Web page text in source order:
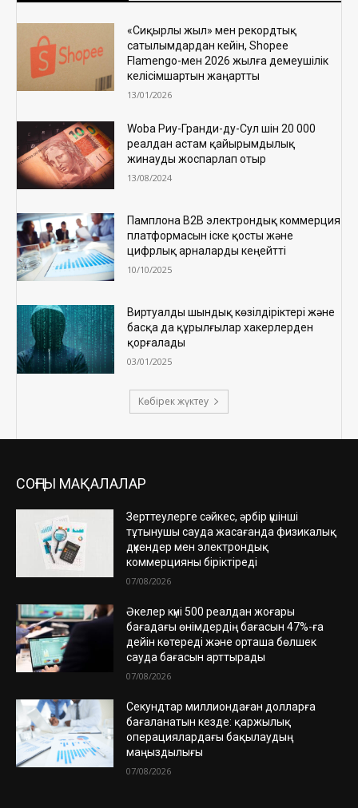
«Сиқырлы жыл» мен рекордтық
сатылымдардан кейін, Shopee
Flamengo-мен 2026 жылға демеушілік
келісімшартын жаңартты
13/01/2026
Woba Риу-Гранди-ду-Сул үшін 20 000
реалдан астам қайырымдылық
жинауды жоспарлап отыр
13/08/2024
Памплона B2B электрондық коммерция
платформасын іске қосты және
цифрлық арналарды кеңейтті
10/10/2025
Виртуалды шындық көзілдіріктері және
басқа да құрылғылар хакерлерден
қорғалады
03/01/2025
Көбірек жүктеу
СОҢҒЫ МАҚАЛАЛАР
Зерттеулерге сәйкес, әрбір үшінші
тұтынушы сауда жасағанда физикалық
дүкендер мен электрондық
коммерцияны біріктіреді
07/08/2026
Әкелер күні 500 реалдан жоғары
бағадағы өнімдердің бағасын 47%-ға
дейін көтереді және орташа бөлшек
сауда бағасын арттырады
07/08/2026
Секундтар миллиондаған долларға
бағаланатын кезде: қаржылық
операциялардағы бақылаудың
маңыздылығы
07/08/2026